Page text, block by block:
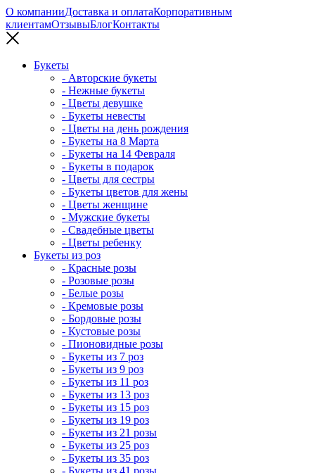
О компанииДоставка и оплатаКорпоративным
клиентамОтзывыБлогКонтакты
Букеты
- Авторские букеты
- Нежные букеты
- Цветы девушке
- Букеты невесты
- Цветы на день рождения
- Букеты на 8 Марта
- Букеты на 14 Февраля
- Букеты в подарок
- Цветы для сестры
- Букеты цветов для жены
- Цветы женщине
- Мужские букеты
- Свадебные цветы
- Цветы ребенку
Букеты из роз
- Красные розы
- Розовые розы
- Белые розы
- Кремовые розы
- Бордовые розы
- Кустовые розы
- Пионовидные розы
- Букеты из 7 роз
- Букеты из 9 роз
- Букеты из 11 роз
- Букеты из 13 роз
- Букеты из 15 роз
- Букеты из 19 роз
- Букеты из 21 розы
- Букеты из 25 роз
- Букеты из 35 роз
- Букеты из 41 розы